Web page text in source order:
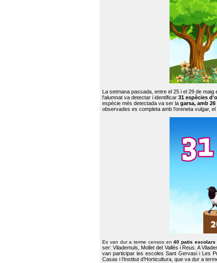
La setmana passada, entre el 25 i el 29 de
l'alumnat va detectar i identificar 31 espècies
espècie més detectada va ser la garsa, amb
observades es completa amb l’oreneta vulgar,
Es van dur a terme censos en40 patis escolars
ser: Vilademuls, Mollet del Vallès i Reus. A
van participar les escoles Sant Gervasi i Les
Casas i l’Institut d’Horticultura, que va dur a